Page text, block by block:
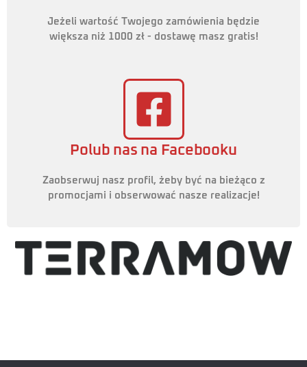
Jeżeli wartość Twojego zamówienia będzie
większa niż 1000 zł - dostawę masz gratis!
Polub nas na Facebooku
Zaobserwuj nasz profil, żeby być na bieżąco z
promocjami i obserwować nasze realizacje!